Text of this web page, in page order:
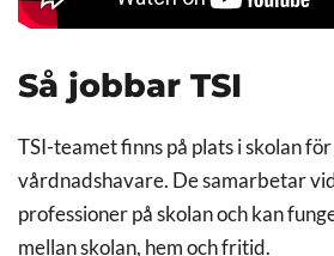
Så jobbar TSI
TSI-teamet finns på plats i skolan
vårdnadshavare. De samarbetar
professioner på skolan och kan
mellan skolan, hem och fritid.